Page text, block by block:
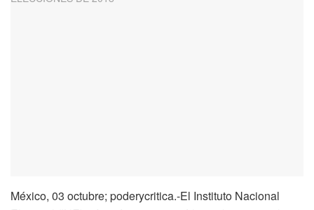
México, 03 octubre; poderycritica.-El Instituto Nacional